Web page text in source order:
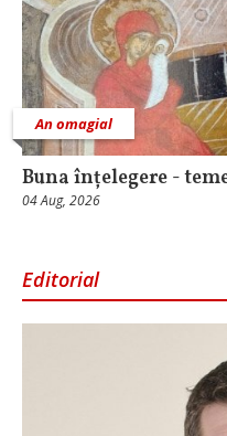
An omagial
Buna înțelegere -
04 Aug, 2026
Editorial